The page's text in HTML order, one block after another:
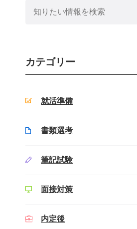
カテゴリー
就活準備
書類選考
筆記試験
面接対策
内定後